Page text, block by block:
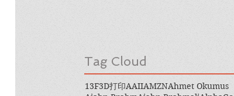
Tag Cloud
13F3D打印AAIIAMZNAhmet Okumus